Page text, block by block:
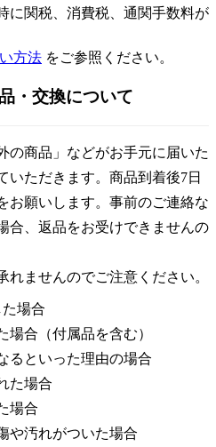
に関税、消費税、通関手数料が
方法 をご参照ください。
・交換について
の商品」などがお手元に届いた
いただきます。商品到着後7日
お願いします。事前のご連絡な
合、返品をお受けできませんの
れませんのでご注意ください。
た場合
場合（付属品を含む）
るといった理由の場合
た場合
場合
や汚れがついた場合